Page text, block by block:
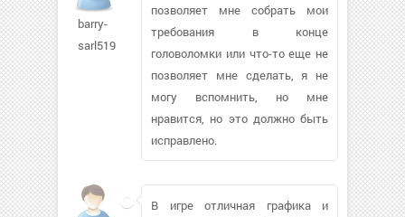
barry-
sarl519
позволяет мне собрать мои
требования в конце
головоломки или что-то еще не
позволяет мне сделать, я не
могу вспомнить, но мне
нравится, но это должно быть
исправлено.
В игре отличная графика и